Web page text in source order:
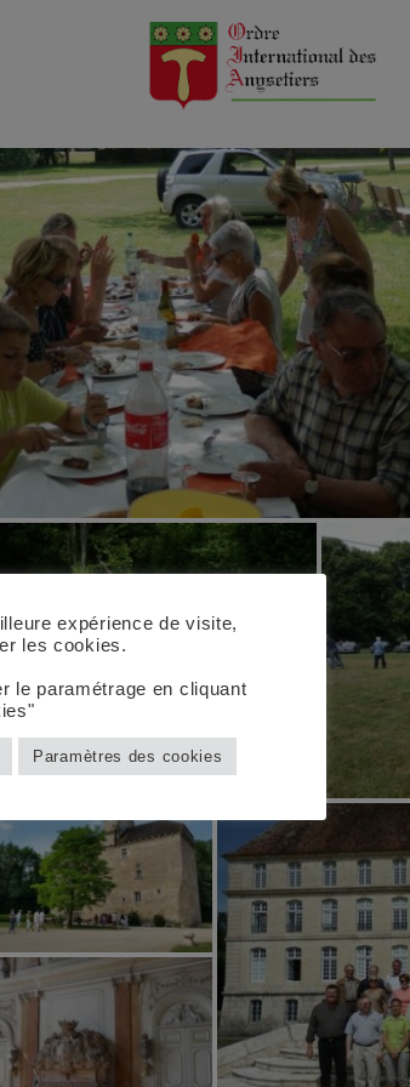
expérience de visite,
les cookies.
le paramétrage en cliquant
Paramètres des cookies